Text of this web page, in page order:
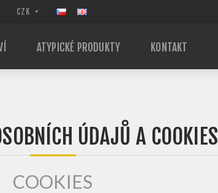
ATYPICKÉ PRODUKTY KONTAKT
ÚDAJŮ A COOKIES
COOKIES